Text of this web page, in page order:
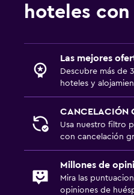
hoteles
Las mejores
Descubre más de
hoteles y
CANCELACIÓN
Usa nuestro filtro
con cancelación
Millones de
Mira las
opiniones de